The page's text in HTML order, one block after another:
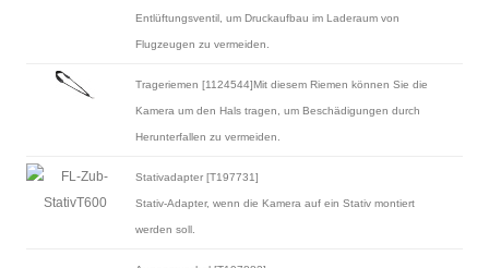
Entlüftungsventil, um Druckaufbau im Laderaum von
Flugzeugen zu vermeiden.
Trageriemen [1124544]Mit diesem Riemen können Sie die
Kamera um den Hals tragen, um Beschädigungen durch
Herunterfallen zu vermeiden.
Stativadapter [T197731]
Stativ-Adapter, wenn die Kamera auf ein Stativ montiert
werden soll.